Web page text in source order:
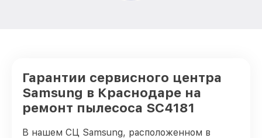
Гарантии сервисного центра
Samsung в Краснодаре на
ремонт пылесоса SC4181
В нашем СЦ Samsung, расположенном в